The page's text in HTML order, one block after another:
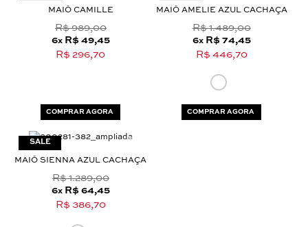
MAIÔ CAMILLE
R$ 989,00
6x R$ 49,45
R$ 296,70
COMPRAR AGORA
MAIÔ AMELIE AZUL CACHAÇA
R$ 1.489,00
6x R$ 74,45
R$ 446,70
COMPRAR AGORA
MAIÔ SIENNA AZUL CACHAÇA
R$ 1.289,00
6x R$ 64,45
R$ 386,70